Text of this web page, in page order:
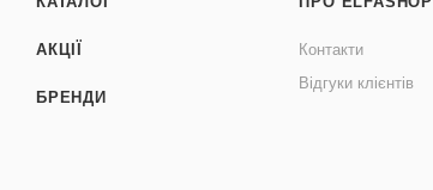
АКЦІЇ
БРЕНДИ
Контакти
Відгуки клієнтів